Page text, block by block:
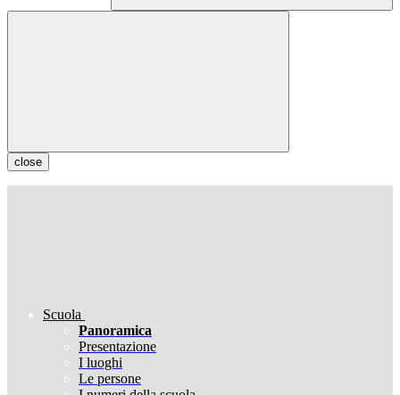
close
Scuola
Panoramica
Presentazione
I luoghi
Le persone